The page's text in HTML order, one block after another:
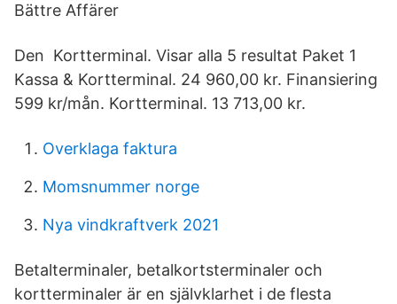
Bättre Affärer
Den Kortterminal. Visar alla 5 resultat Paket 1
Kassa & Kortterminal. 24 960,00 kr. Finansiering
599 kr/mån. Kortterminal. 13 713,00 kr.
Overklaga faktura
Momsnummer norge
Nya vindkraftverk 2021
Betalterminaler, betalkortsterminaler och
kortterminaler är en självklarhet i de flesta